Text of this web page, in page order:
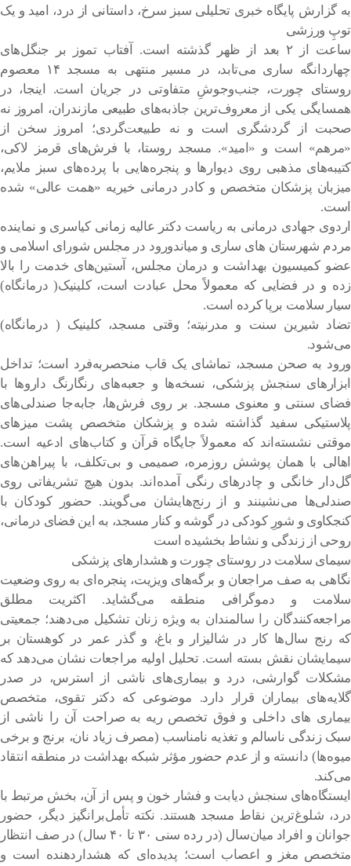
به گزارش پایگاه خبری تحلیلی سبز سرخ، داستانی از درد، امید و یک
توپِ ورزشی
ساعت از ۲ بعد از ظهر گذشته است. آفتاب تموز بر جنگل‌های
چهاردانگه ساری می‌تابد، در مسیر منتهی به مسجد ۱۴ معصوم
روستای چورت، جنب‌وجوشِ متفاوتی در جریان است. اینجا، در
همسایگی یکی از معروف‌ترین جاذبه‌های طبیعی مازندران، امروز نه
صحبت از گردشگری است و نه طبیعت‌گردی؛ امروز سخن از
«مرهم» است و «امید». مسجد روستا، با فرش‌های قرمز لاکی،
کتیبه‌های مذهبی روی دیوارها و پنجره‌هایی با پرده‌های سبز ملایم،
میزبان پزشکان متخصص و کادر درمانی خیریه «همت عالی» شده
است.
اردوی جهادی درمانی به ریاست دکتر عالیه زمانی کیاسری و نماینده
مردم شهرستان های ساری و میاندورود در مجلس شورای اسلامی و
عضو کمیسیون بهداشت و درمان مجلس، آستین‌های خدمت را بالا
زده و در فضایی که معمولاً محل عبادت است، کلینیک( درمانگاه)
سیار سلامت برپا کرده است.
تضاد شیرین سنت و مدرنیته؛ وقتی مسجد، کلینیک ( درمانگاه)
می‌شود.
ورود به صحن مسجد، تماشای یک قاب منحصربه‌فرد است؛ تداخل
ابزارهای سنجش پزشکی، نسخه‌ها و جعبه‌های رنگارنگ داروها با
فضای سنتی و معنوی مسجد. بر روی فرش‌ها، جابه‌جا صندلی‌های
پلاستیکی سفید گذاشته شده و پزشکان متخصص پشت میزهای
موقتی نشسته‌اند که معمولاً جایگاه قرآن و کتاب‌های ادعیه است.
اهالی با همان پوشش روزمره، صمیمی و بی‌تکلف، با پیراهن‌های
گل‌دار خانگی و چادرهای رنگی آمده‌اند. بدون هیچ تشریفاتی روی
صندلی‌ها می‌نشینند و از رنج‌هایشان می‌گویند. حضور کودکان با
کنجکاوی و شورِ کودکی در گوشه و کنار مسجد، به این فضای درمانی،
روحی از زندگی و نشاط بخشیده است
سیمای سلامت در روستای چورت و هشدارهای پزشکی
نگاهی به صف مراجعان و برگه‌های ویزیت، پنجره‌ای به روی وضعیت
سلامت و دموگرافی منطقه می‌گشاید. اکثریت مطلق
مراجعه‌کنندگان را سالمندان به ویژه زنان تشکیل می‌دهند؛ جمعیتی
که رنج سال‌ها کار در شالیزار و باغ، و گذر عمر در کوهستان بر
سیمایشان نقش بسته است. تحلیل اولیه مراجعات نشان می‌دهد که
مشکلات گوارشی، درد و بیماری‌های ناشی از استرس، در صدر
گلایه‌های بیماران قرار دارد. موضوعی که دکتر تقوی، متخصص
بیماری های داخلی و فوق تخصص ریه به صراحت آن را ناشی از
سبک زندگی ناسالم و تغذیه نامناسب (مصرف زیاد نان، برنج و برخی
میوه‌ها) دانسته و از عدم حضور مؤثر شبکه بهداشت در منطقه انتقاد
می‌کند.
ایستگاه‌های سنجش دیابت و فشار خون و پس از آن، بخش مرتبط با
درد، شلوغ‌ترین نقاط مسجد هستند. نکته تأمل‌برانگیز دیگر، حضور
جوانان و افراد میان‌سال (در رده سنی ۳۰ تا ۴۰ سال) در صف انتظار
متخصص مغز و اعصاب است؛ پدیده‌ای که هشداردهنده است و